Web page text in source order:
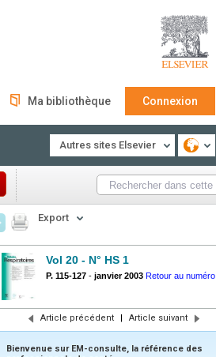
Ma bibliothèque Connexion
Autres sites Elsevier
Export
Vol 20 - N° HS 1
P. 115-127 - janvier 2003 Retour au numéro
Article précédent | Article suivant
Bienvenue sur EM-consulte, la référence des